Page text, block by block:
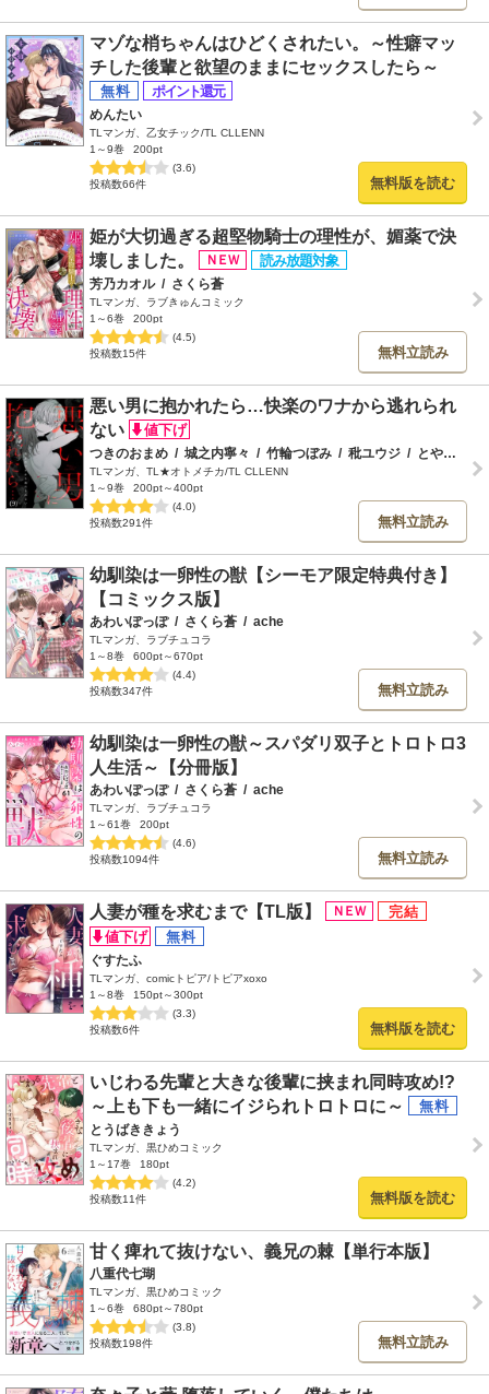
マゾな梢ちゃんはひどくされたい。～性癖マッ
チした後輩と欲望のままにセックスしたら～
めんたい
TLマンガ、乙女チック/TL CLLENN
1～9巻
200pt
(3.6)
投稿数66件
無料版を読む
姫が大切過ぎる超堅物騎士の理性が、媚薬で決
壊しました。
芳乃カオル / さくら蒼
TLマンガ、ラブきゅんコミック
1～6巻
200pt
(4.5)
投稿数15件
無料立読み
悪い男に抱かれたら…快楽のワナから逃れられ
ない
つきのおまめ / 城之内寧々 / 竹輪つぼみ / 秕ユウジ / とやま十成
TLマンガ、TL★オトメチカ/TL CLLENN
1～9巻
200pt～400pt
(4.0)
投稿数291件
無料立読み
幼馴染は一卵性の獣【シーモア限定特典付き】
【コミックス版】
あわいぽっぽ / さくら蒼 / ache
TLマンガ、ラブチュコラ
1～8巻
600pt～670pt
(4.4)
投稿数347件
無料立読み
幼馴染は一卵性の獣～スパダリ双子とトロトロ3
人生活～【分冊版】
あわいぽっぽ / さくら蒼 / ache
TLマンガ、ラブチュコラ
1～61巻
200pt
(4.6)
投稿数1094件
無料立読み
人妻が種を求むまで【TL版】
ぐすたふ
TLマンガ、comicトピア/トピアxoxo
1～8巻
150pt～300pt
(3.3)
投稿数6件
無料版を読む
いじわる先輩と大きな後輩に挟まれ同時攻め!?
～上も下も一緒にイジられトロトロに～
とうばききょう
TLマンガ、黒ひめコミック
1～17巻
180pt
(4.2)
投稿数11件
無料版を読む
甘く痺れて抜けない、義兄の棘【単行本版】
八重代七瑚
TLマンガ、黒ひめコミック
1～6巻
680pt～780pt
(3.8)
投稿数198件
無料立読み